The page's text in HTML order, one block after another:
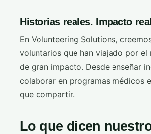
Historias reales. Impacto
En Volunteering Solutions,
voluntarios que han viajado por
de gran impacto. Desde enseñar
colaborar en programas médicos
que compartir.
Lo que dicen